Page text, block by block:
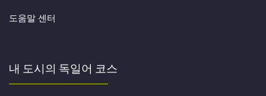
도움말 센터
내 도시의 독일어 코스